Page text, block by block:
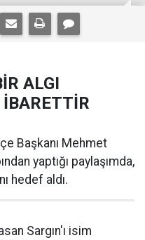
ALGI
Başkanı Mehmet
yaptığı paylaşımda,
hedef aldı.
Sargın'ı isim